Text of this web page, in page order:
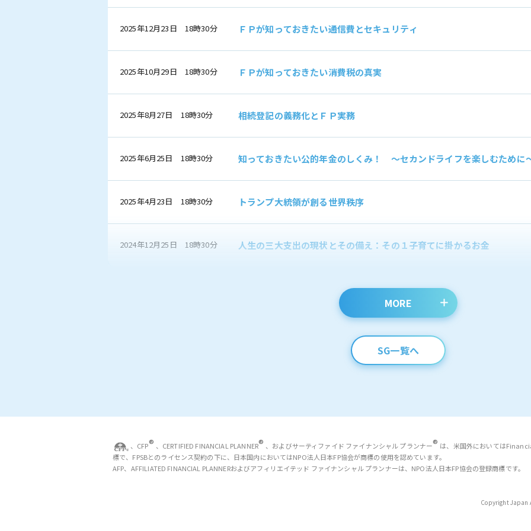
2025年12月23日 18時30分 ＦＰが知っておきたい通信費とセキュリティ
2025年10月29日 18時30分 ＦＰが知っておきたい消費税の真実
2025年8月27日 18時30分 相続登記の義務化とＦＰ実務
2025年6月25日 18時30分 知っておきたい公的年金のしくみ！ ～セカンドライフを楽しむために
2025年4月23日 18時30分 トランプ大統領が創る世界秩序
2024年12月25日 18時30分 人生の三大支出の現状とその備え：その１子育てに掛かるお金
MORE
SG一覧へ
、CFP® 、CERTIFIED FINANCIAL PLANNER® 、およびサーティファイド ファイナンシャル プランナー® は、米国外においては
標で、FPSBとのライセンス契約の下に、日本国内においてはNPO法人日本FP協会が商標の使用を認めています。
AFP、AFFILIATED FINANCIAL PLANNERおよびアフィリエイテッド ファイナンシャル プランナーは、NPO法人日本FP協会の登録商標です。
Copyright Japan